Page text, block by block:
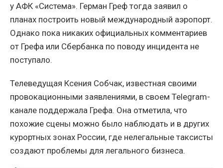
у АФК «Система». Герман Греф тогда заявил о
планах построить новый международный аэропорт.
Однако пока никаких официальных комментариев
от Грефа или Сбербанка по поводу инцидента не
поступало.
Телеведущая Ксения Собчак, известная своими
провокационными заявлениями, в своем Telegram-
канале поддержала Грефа. Она отметила, что
похожие сцены можно было наблюдать и в других
курортных зонах России, где нелегальные таксисты
создают проблемы для легального бизнеса.